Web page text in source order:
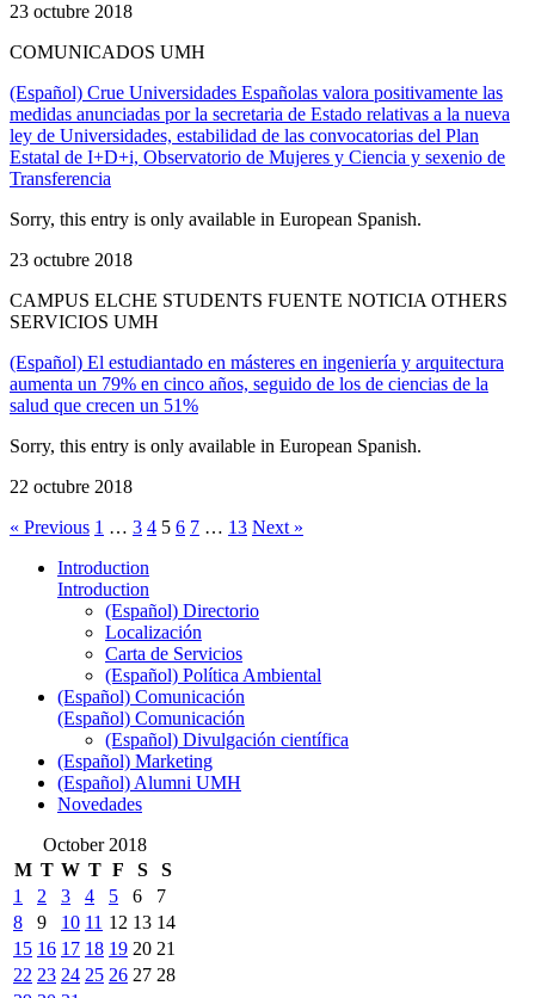
23 octubre 2018
COMUNICADOS UMH
(Español) Crue Universidades Españolas valora positivamente las
medidas anunciadas por la secretaria de Estado relativas a la nueva
ley de Universidades, estabilidad de las convocatorias del Plan
Estatal de I+D+i, Observatorio de Mujeres y Ciencia y sexenio de
Transferencia
Sorry, this entry is only available in European Spanish.
23 octubre 2018
CAMPUS ELCHE STUDENTS FUENTE NOTICIA OTHERS
SERVICIOS UMH
(Español) El estudiantado en másteres en ingeniería y arquitectura
aumenta un 79% en cinco años, seguido de los de ciencias de la
salud que crecen un 51%
Sorry, this entry is only available in European Spanish.
22 octubre 2018
« Previous 1 … 3 4 5 6 7 … 13 Next »
Introduction
Introduction
(Español) Directorio
Localización
Carta de Servicios
(Español) Política Ambiental
(Español) Comunicación
(Español) Comunicación
(Español) Divulgación científica
(Español) Marketing
(Español) Alumni UMH
Novedades
October 2018
M T W T F S
S
1
2 3 4 5 6
7
8
9 10 11 12 13 14
15 16 17 18 19 20 21
22 23 24 25 26 27 28